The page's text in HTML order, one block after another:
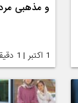
و مذهبی
1 اکتبر | 1 دقیقه